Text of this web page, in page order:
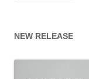
NEW RELEASE